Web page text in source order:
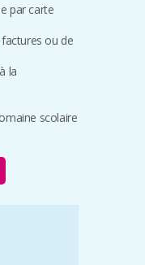
par carte
ou de
la
scolaire